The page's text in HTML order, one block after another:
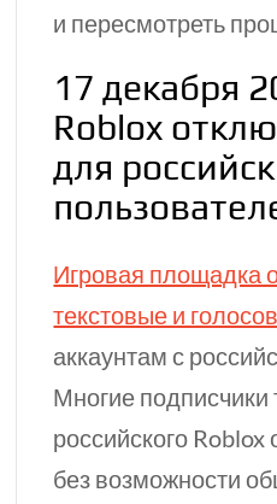
и пересмотреть
17 декабря
Roblox
для
Игровая площадка
текстовые и
аккаунтам с
Многие подписчики
российского Roblox
без возможности